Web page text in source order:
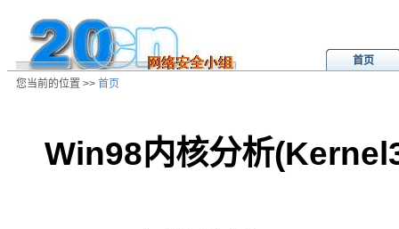
首页
您当前的位置 >> 首页
Win98内核分析